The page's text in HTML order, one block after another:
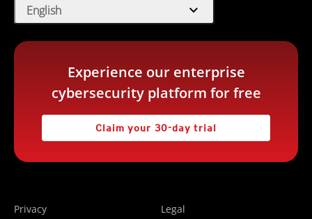
English expand_more
Experience our enterprise
cybersecurity platform for free
Claim your 30-day trial
Privacy Legal